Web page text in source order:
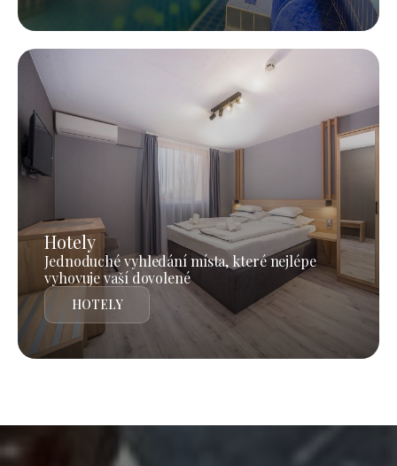
Hotely
Jednoduché vyhledání místa, které nejlépe
vyhovuje vaší dovolené
HOTELY